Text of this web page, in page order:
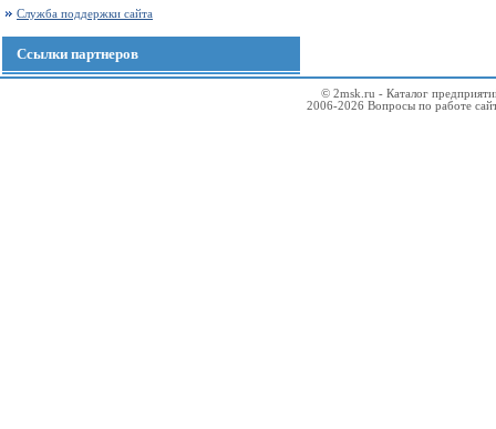
Служба поддержки сайта
Ссылки партнеров
© 2msk.ru - Каталог
2006-2026 Вопросы по работе